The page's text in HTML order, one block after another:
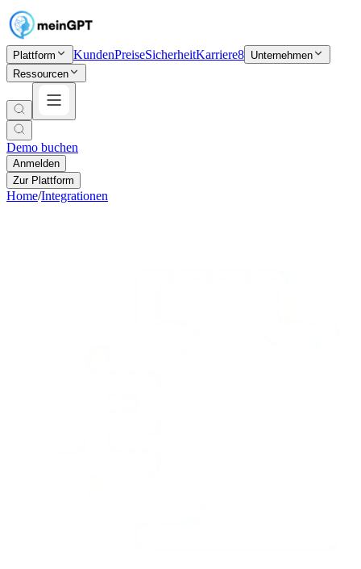
Plattform KundenPreiseSicherheitKarriere8 Unternehmen
Ressourcen
Demo buchen
Anmelden
Zur Plattform
Home/Integrationen